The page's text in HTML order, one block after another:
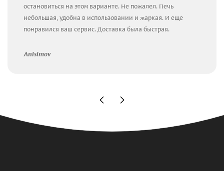
остановиться на этом варианте. Не пожалел. Печь
небольшая, удобна в использовании и жаркая. И еще
понравился ваш сервис. Доставка была быстрая.
Anisimov